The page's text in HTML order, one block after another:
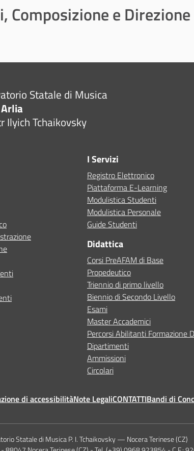
Composizione e Direzione
Statale di Musica
Ilyich Tchaikovsky
I Servizi
Registro Elettronico
Piattaforma E-Learning
Modulistica Studenti
Modulistica Personale
Guide Studenti
Didattica
Corsi PreAFAM di Base
Propedeutico
Triennio di primo livello
Biennio di Secondo Livello
Esami
Master Accademici
Percorsi Abilitanti Formazione
Dipartimenti
Ammissioni
Circolari
di accessibilitàNote LegaliCONTATTIBandi di
Statale di Musica P. I. Tchaikovsky — Nocera Terinese (CZ)